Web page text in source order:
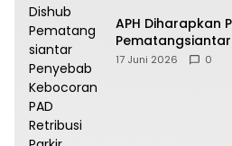
APH Diharapkan
Kebocoran PAD
17 Juni 2026 0